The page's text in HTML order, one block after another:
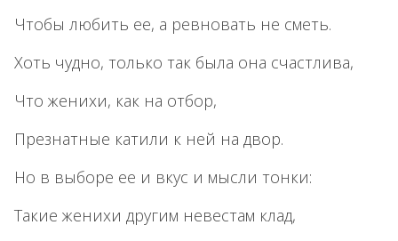
Чтобы любить ее, а ревновать не сметь.
Хоть чудно, только так была она счастлива,
Что женихи, как на отбор,
Презнатные катили к ней на двор.
Но в выборе ее и вкус и мысли тонки:
Такие женихи другим невестам клад,